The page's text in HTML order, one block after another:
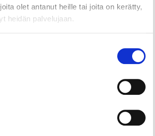
olet antanut heille tai joita on kerätty,
heidän palvelujaan.